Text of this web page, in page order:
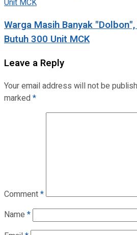
Warga Masih Banyak
Butuh 300 Unit MCK
Leave a Reply
Your email address will not be
marked*
Comment*
Name *